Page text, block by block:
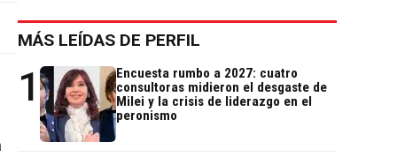
MÁS LEÍDAS DE PERFIL
1
Encuesta rumbo a 2027: cuatro
consultoras midieron el desgaste de
Milei y la crisis de liderazgo en el
peronismo